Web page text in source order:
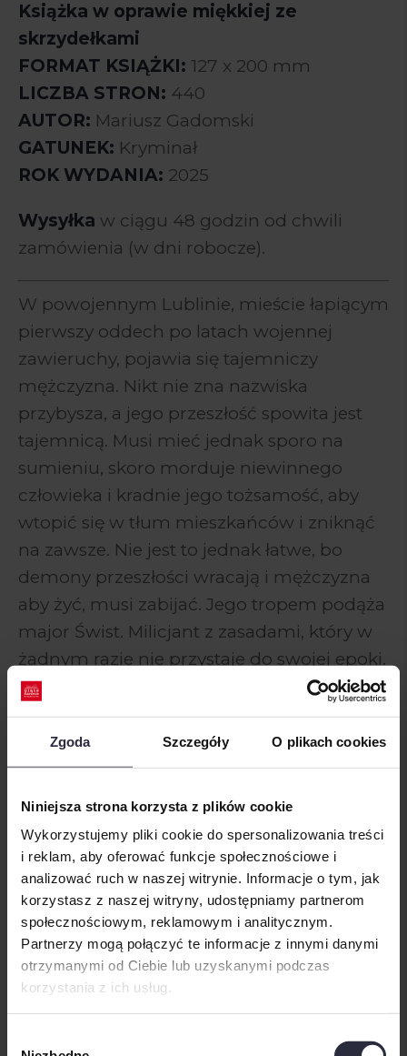
Zgoda Szczegóły O plikach cookies
Niniejsza strona korzysta z plików cookie
Wykorzystujemy pliki cookie do spersonalizowania treści
i reklam, aby oferować funkcje społecznościowe i
analizować ruch w naszej witrynie. Informacje o tym, jak
korzystasz z naszej witryny, udostępniamy partnerom
społecznościowym, reklamowym i analitycznym.
Partnerzy mogą połączyć te informacje z innymi danymi
otrzymanymi od Ciebie lub uzyskanymi podczas
korzystania z ich usług.
process your information.
Książka w oprawie miękkiej ze
skrzydełkami
FORMAT KSIĄŻKI: 127 x 200 mm
LICZBA STRON: 440
AUTOR: Mariusz Gadomski
GATUNEK: Kryminał
ROK WYDANIA: 2025
Wysyłka w ciągu 48 godzin od chwili
zamówienia (w dni robocze).
W powojennym Lublinie, mieście łapiącym
pierwszy oddech po latach wojennej
zawieruchy, pojawia się tajemniczy
mężczyzna. Nikt nie zna nazwiska
przybysza, a jego przeszłość spowita jest
tajemnicą. Musi mieć jednak sporo na
sumieniu, skoro morduje niewinnego
człowieka i kradnie jego tożsamość, aby
wtopić się w tłum mieszkańców i zniknąć
na zawsze. Nie jest to jednak łatwe, bo
demony przeszłości wracają i mężczyzna
aby żyć, musi zabijać. Jego tropem podąża
major Świst. Milicjant z zasadami, który w
żadnym razie nie przystaje do swojej epoki.
Inteligentny i obowiązkowy, wyrasta ponad
przeciętność, co przysparza mu więcej
wrogów niż przyjaciół. Z uporem, przez
lata, depcze mordercy po piętach i nie
spocznie, póki nie dojdzie prawdy. A
Podobne produkty